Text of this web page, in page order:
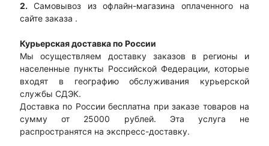
2.
Самовывоз из офлайн-магазина оплаченного на
сайте заказа .
Курьерская доставка по России
Мы осуществляем доставку заказов в регионы и
населенные пункты Российской Федерации, которые
входят в географию обслуживания курьерской
службы СДЭК.
Доставка по России бесплатна при заказе товаров на
сумму от 25000 рублей. Эта услуга не
распространятся на экспресс-доставку.